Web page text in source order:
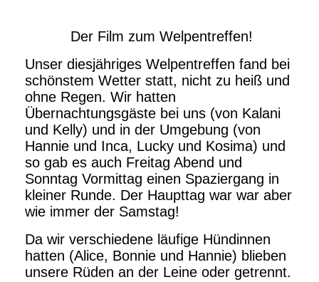
Der Film zum Welpentreffen!
Unser diesjähriges Welpentreffen fand bei
schönstem Wetter statt, nicht zu heiß und
ohne Regen. Wir hatten
Übernachtungsgäste bei uns (von Kalani
und Kelly) und in der Umgebung (von
Hannie und Inca, Lucky und Kosima) und
so gab es auch Freitag Abend und
Sonntag Vormittag einen Spaziergang in
kleiner Runde. Der Haupttag war war aber
wie immer der Samstag!
Da wir verschiedene läufige Hündinnen
hatten (Alice, Bonnie und Hannie) blieben
unsere Rüden an der Leine oder getrennt.